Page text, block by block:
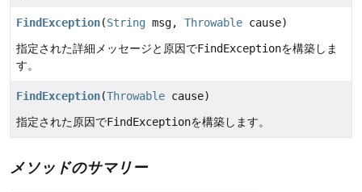
FindException(String msg, Throwable cause)
指定された詳細メッセージと原因でFindExceptionを構築しま
す。
FindException(Throwable cause)
指定された原因でFindExceptionを構築します。
メソッドのサマリー